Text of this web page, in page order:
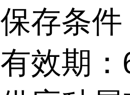
保存条
有效期：